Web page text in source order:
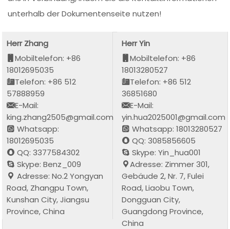
unterhalb der Dokumentenseite nutzen!
Herr Zhang
Mobiltelefon: +86
18012695035
Telefon: +86 512
57888959
E-Mail:
king.zhang2505@gmail.com
Whatsapp:
18012695035
QQ: 3377584302
Skype: Benz_009
Adresse: No.2 Yongyan
Road, Zhangpu Town,
Kunshan City, Jiangsu
Province, China
Herr Yin
Mobiltelefon: +86
18013280527
Telefon: +86 512
36851680
E-Mail:
yin.hua2025001@gmail.com
Whatsapp: 18013280527
QQ: 3085856605
Skype: Yin_hua001
Adresse: Zimmer 301,
Gebäude 2, Nr. 7, Fulei
Road, Liaobu Town,
Dongguan City,
Guangdong Province,
China